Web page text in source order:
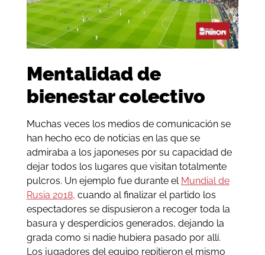
Mentalidad de
bienestar colectivo
Muchas veces los medios de comunicación se
han hecho eco de noticias en las que se
admiraba a los japoneses por su capacidad de
dejar todos los lugares que visitan totalmente
pulcros. Un ejemplo fue durante el Mundial de
Rusia 2018, cuando al finalizar el partido los
espectadores se dispusieron a recoger toda la
basura y desperdicios generados, dejando la
grada como si nadie hubiera pasado por allí.
Los jugadores del equipo repitieron el mismo